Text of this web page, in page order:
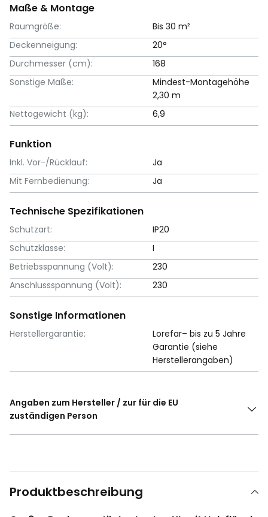
Maße & Montage
Raumgröße:
Bis 30 m²
Deckenneigung:
20°
Durchmesser (cm):
168
Sonstige Maße:
Mindest-Montagehöhe
2,30 m
Nettogewicht (kg):
6,9
Funktion
Inkl. Vor-/Rücklauf:
Ja
Mit Fernbedienung:
Ja
Technische Spezifikationen
Schutzart:
IP20
Schutzklasse:
I
Betriebsspannung (Volt):
230
Anschlussspannung (Volt):
230
Sonstige Informationen
Herstellergarantie:
Lorefar– bis zu 5 Jahre
Garantie (siehe
Herstellerangaben)
Angaben zum Hersteller / zur für die EU
zuständigen Person
Produktbeschreibung